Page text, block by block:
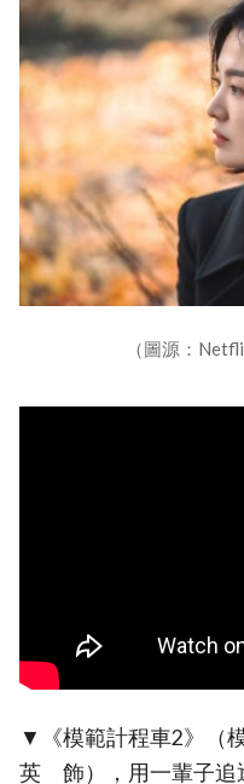
（圖源：
▼《模範計程車2》（
英 飾），用一輩子追